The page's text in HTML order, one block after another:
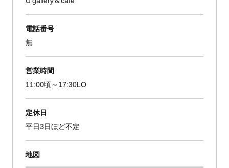
電話番号
無
営業時間
11:00頃～17:30LO
定休日
平日3日ほど不定
地図